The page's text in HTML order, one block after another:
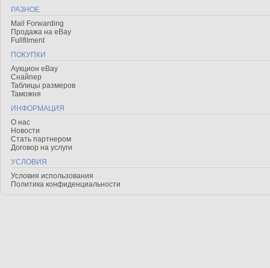
РАЗНОЕ
Mail Forwarding
Продажа на eBay
Fullfilment
ПОКУПКИ
Аукцион eBay
Снайпер
Таблицы размеров
Таможня
ИНФОРМАЦИЯ
О нас
Новости
Стать партнером
Договор на услуги
УСЛОВИЯ
Условия использования
Политика конфиденциальности